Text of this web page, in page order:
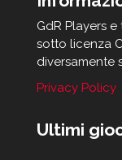
GdR Players
sotto licenza
diversamente
Privacy Policy
Ultimi